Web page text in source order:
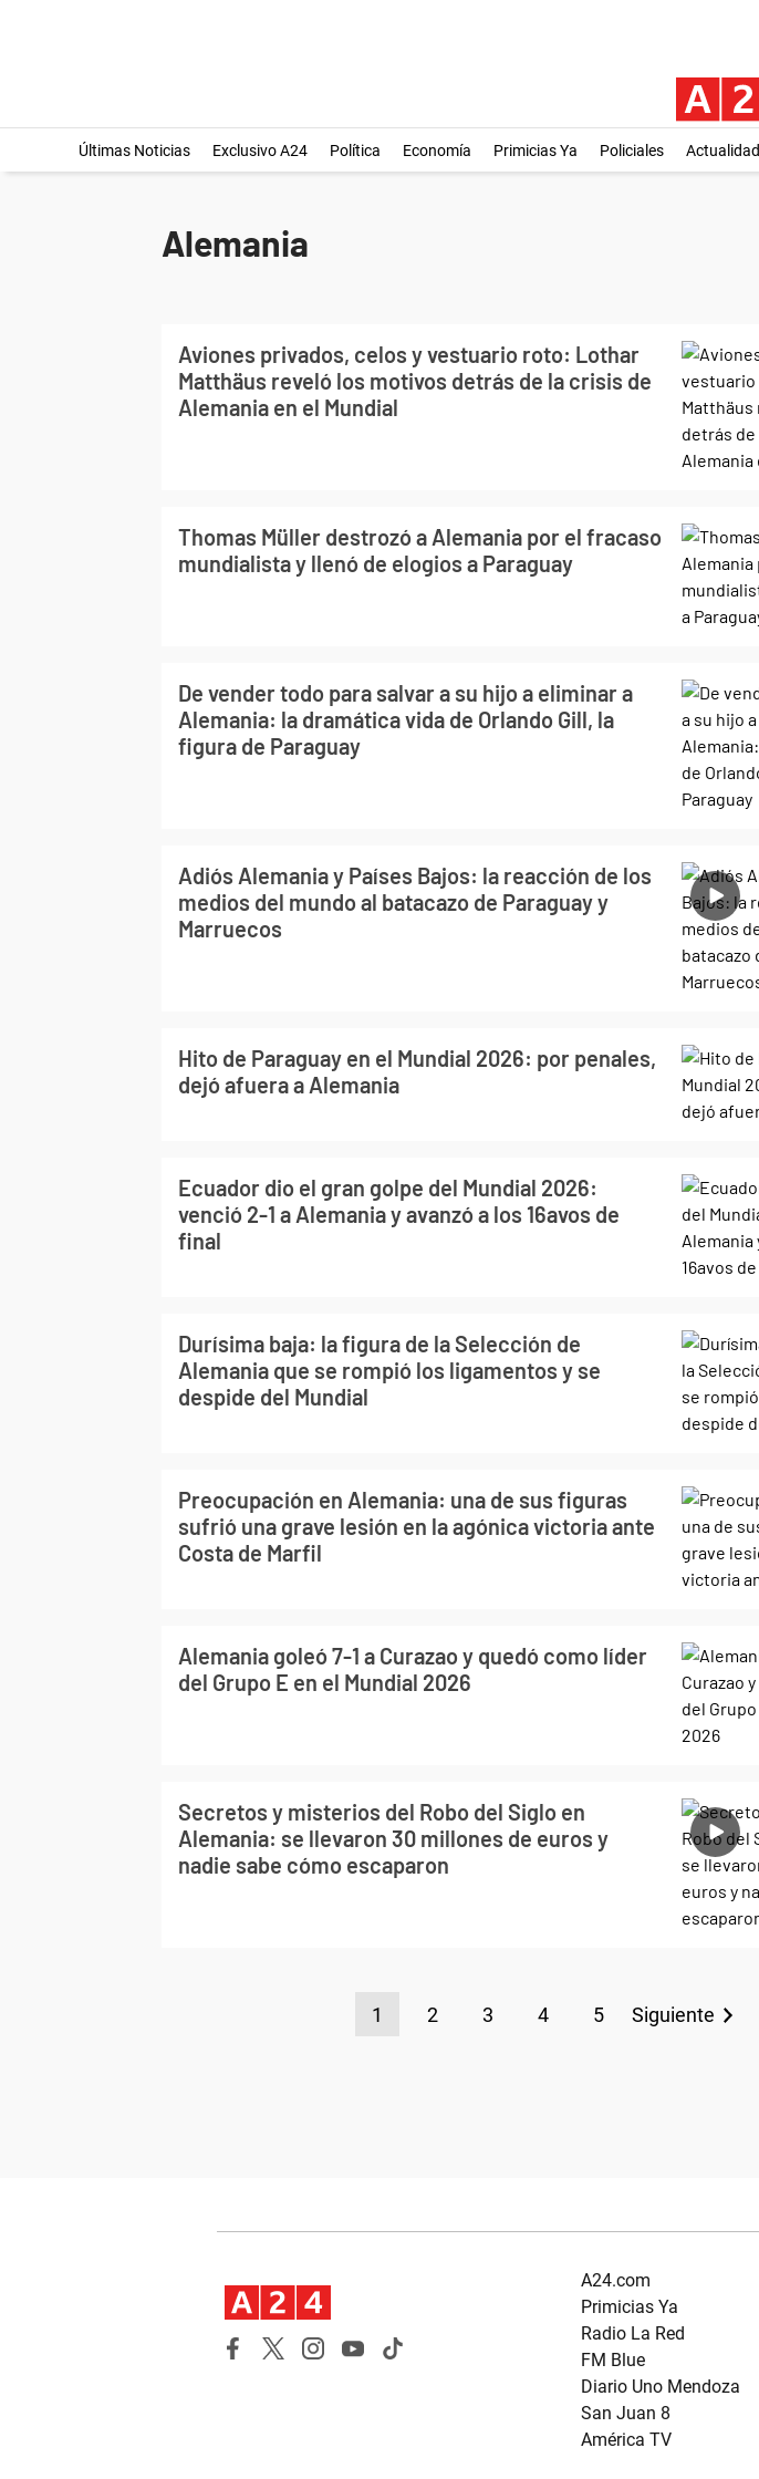
Últimas Noticias Exclusivo A24 Política Economía Primicias Ya Policiales Actualidad
Alemania
Aviones privados, celos y vestuario roto: Lothar
Matthäus reveló los motivos detrás de la crisis de
Alemania en el Mundial
Thomas Müller destrozó a Alemania por el fracaso
mundialista y llenó de elogios a Paraguay
De vender todo para salvar a su hijo a eliminar a
Alemania: la dramática vida de Orlando Gill, la
figura de Paraguay
Adiós Alemania y Países Bajos: la reacción de los
medios del mundo al batacazo de Paraguay y
Marruecos
Hito de Paraguay en el Mundial 2026: por penales,
dejó afuera a Alemania
Ecuador dio el gran golpe del Mundial 2026:
venció 2-1 a Alemania y avanzó a los 16avos de
final
Durísima baja: la figura de la Selección de
Alemania que se rompió los ligamentos y se
despide del Mundial
Preocupación en Alemania: una de sus figuras
sufrió una grave lesión en la agónica victoria ante
Costa de Marfil
Alemania goleó 7-1 a Curazao y quedó como líder
del Grupo E en el Mundial 2026
Secretos y misterios del Robo del Siglo en
Alemania: se llevaron 30 millones de euros y
nadie sabe cómo escaparon
1 2 3 4 5 Siguiente
A24.com
Primicias Ya
Radio La Red
FM Blue
Diario Uno Mendoza
San Juan 8
América TV